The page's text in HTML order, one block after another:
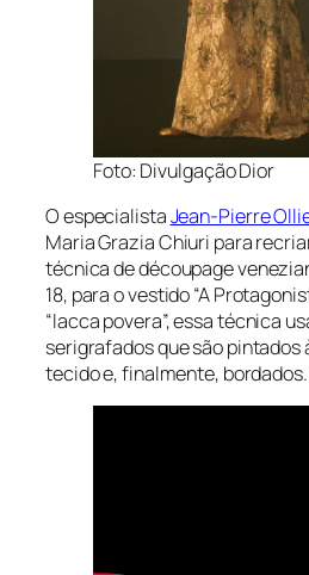
Foto: Divulgação Dior
O especialistaJean-Pierre
Maria Grazia Chiuri para
técnica de découpage
18, para o vestido “A
“lacca povera”, essa técnica
serigrafados que são pintados
tecido e, finalmente,